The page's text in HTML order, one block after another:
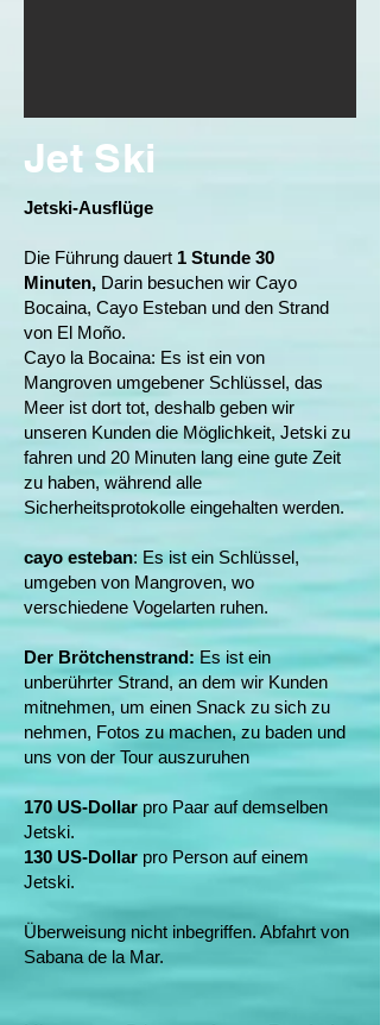
Jet Ski
Jetski-Ausflüge
Die Führung dauert 1 Stunde 30
Minuten, Darin besuchen wir Cayo
Bocaina, Cayo Esteban und den Strand
von El Moño.
Cayo la Bocaina: Es ist ein von
Mangroven umgebener Schlüssel, das
Meer ist dort tot, deshalb geben wir
unseren Kunden die Möglichkeit, Jetski zu
fahren und 20 Minuten lang eine gute Zeit
zu haben, während alle
Sicherheitsprotokolle eingehalten werden.
cayo esteban: Es ist ein Schlüssel,
umgeben von Mangroven, wo
verschiedene Vogelarten ruhen.
Der Brötchenstrand:Es ist ein
unberührter Strand, an dem wir Kunden
mitnehmen, um einen Snack zu sich zu
nehmen, Fotos zu machen, zu baden und
uns von der Tour auszuruhen
170 US-Dollarpro Paar auf demselben
Jetski.
130 US-Dollar pro Person auf einem
Jetski.
Überweisung nicht inbegriffen. Abfahrt von
Sabana de la Mar.